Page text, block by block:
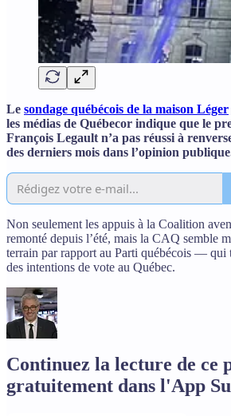
Le sondage québécois de la maison Léger
les médias de Québecor indique que le
François Legault n’a pas réussi à
des derniers mois dans l’opinion
Non seulement les appuis à la Coalition
remonté depuis l’été, mais la CAQ semble
terrain par rapport au Parti québécois — qui
des intentions de vote au Québec.
Continuez la lecture de ce
gratuitement dans l'App